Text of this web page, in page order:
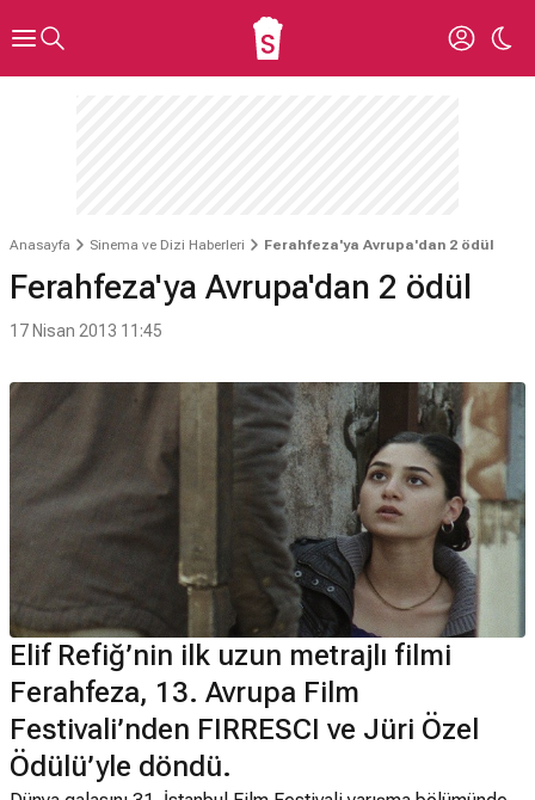
Anasayfa Sinema ve Dizi Haberleri Ferahfeza'ya Avrupa'dan 2 ödül
Ferahfeza'ya Avrupa'dan 2 ödül
17 Nisan 2013 11:45
Elif Refiğ’nin ilk uzun metrajlı filmi
Ferahfeza, 13. Avrupa Film
Festivali’nden FIRRESCI ve Jüri Özel
Ödülü’yle döndü.